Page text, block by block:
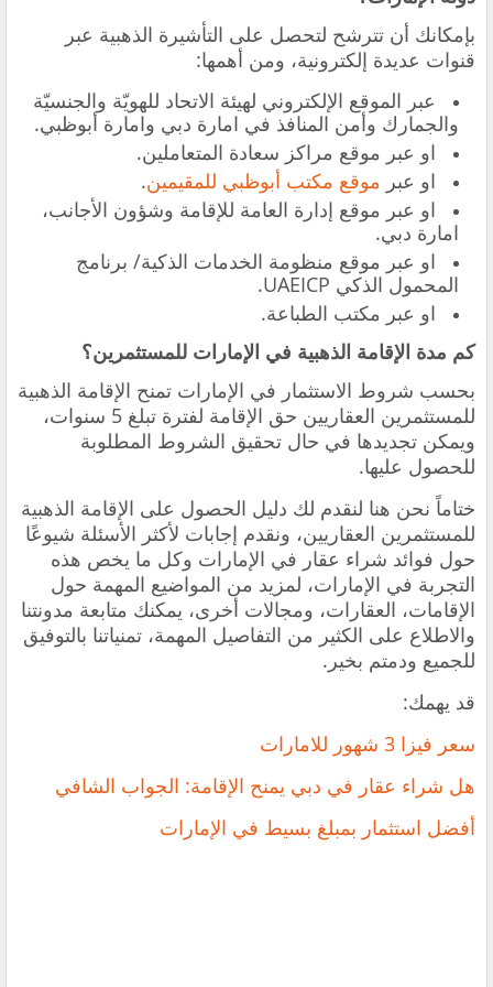
‏بإمكانك أن تترشح لتحصل على التأشيرة الذهبية عبر
قنوات عديدة إلكترونية، ومن أهمها:
عبر الموقع الإلكتروني لهيئة الاتحاد للهويّة والجنسيّة
والجمارك وأمن المنافذ في امارة دبي وامارة أبوظبي.
او عبر موقع مراكز سعادة المتعاملين.
او عبر موقع مكتب أبوظبي للمقيمين.
او عبر موقع إدارة العامة للإقامة وشؤون الأجانب،
امارة دبي.
او عبر موقع منظومة الخدمات الذكية/ برنامج
المحمول الذكي UAEICP.
او عبر مكتب الطباعة.
كم مدة الإقامة الذهبية في الإمارات للمستثمرين؟
بحسب شروط الاستثمار في الإمارات تمنح الإقامة الذهبية
للمستثمرين العقاريين حق الإقامة لفترة تبلغ 5 سنوات،
ويمكن تجديدها في حال تحقيق الشروط المطلوبة
للحصول عليها.
ختاماً نحن هنا لنقدم لك دليل الحصول على الإقامة الذهبية
للمستثمرين العقاريين، ونقدم إجابات لأكثر الأسئلة شيوعًا
حول فوائد شراء عقار في الإمارات وكل ما يخص هذه
التجربة في الإمارات، لمزيد من المواضيع المهمة حول
الإقامات، العقارات، ومجالات أخرى، يمكنك متابعة مدونتنا
والاطلاع على الكثير من التفاصيل المهمة، تمنياتنا بالتوفيق
للجميع ودمتم بخير.
قد يهمك:
سعر فيزا 3 شهور للامارات
هل شراء عقار في دبي يمنح الإقامة: الجواب الشافي
أفضل استثمار بمبلغ بسيط في الإمارات